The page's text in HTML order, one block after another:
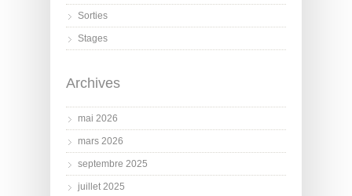
Sorties
Stages
Archives
mai 2026
mars 2026
septembre 2025
juillet 2025